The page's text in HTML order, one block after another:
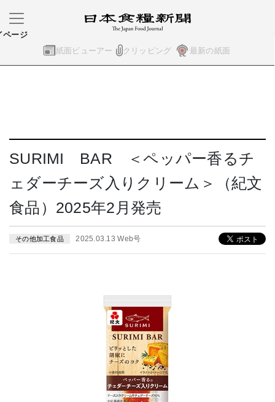
紙面ビューアー クリッピング 最新の紙面
ページ
SURIMI BAR ＜ペッパー香るチ
ェダーチーズ入りクリーム＞（紀文
食品）2025年2月発売
その他加工食品 2025.03.13 Web号